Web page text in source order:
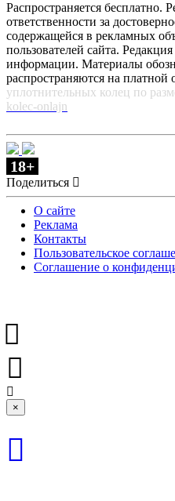
Распространяется бесплатно.
ответственности за
содержащейся в рекламных
пользователей сайта.
информации. Материалы
распространяются на платной
уплотнительных колец по
kolec-onlajn
18+
Поделиться
О сайте
Реклама
Контакты
Пользовательское
Соглашение о
×